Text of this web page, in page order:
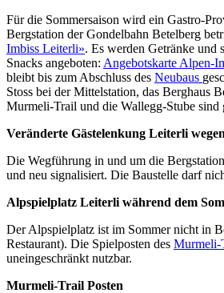
Für die Sommersaison wird ein Gastro-
Bergstation der Gondelbahn Betelberg
Imbiss Leiterli». Es werden Getränke und
Snacks angeboten: Angebotskarte Alpen-
bleibt bis zum Abschluss des Neubaus
Stoss bei der Mittelstation, das Berghaus
Murmeli-Trail und die Wallegg-Stube sind
Veränderte Gästelenkung Leiterli
Die Wegführung in und um die
und neu signalisiert. Die Baustelle darf
Alpspielplatz Leiterli während dem
Der Alpspielplatz ist im Sommer nicht in
Restaurant). Die Spielposten des Murmeli-
uneingeschränkt nutzbar.
Murmeli-Trail Posten